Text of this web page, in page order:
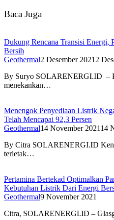
Baca Juga
Dukung Rencana Transisi Energi,
Bersih
Geothermal2 Desember 2021 2
By Suryo SOLARENERGI.ID –
menekankan…
Menengok Penyediaan Listrik
Telah Mencapai 92,3 Persen
Geothermal14 November 202114
By Citra SOLARENERGI.ID
terletak…
Pertamina Bertekad Optimalkan
Kebutuhan Listrik Dari Energi
Geothermal9 November 2021
Citra, SOLARENERGI.ID –